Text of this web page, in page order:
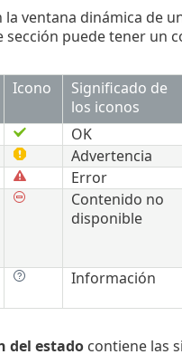
la ventana dinámica de
sección puede tener un
Icono
Significado de
los iconos
OK
Advertencia
Error
Contenido no
disponible
Información
del estadocontiene las